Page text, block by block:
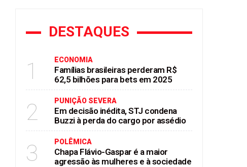
DESTAQUES
1 ECONOMIA
Famílias brasileiras perderam R$
62,5 bilhões para bets em 2025
2 PUNIÇÃO SEVERA
Em decisão inédita, STJ condena
Buzzi à perda do cargo por assédio
3 POLÊMICA
Chapa Flávio-Gaspar é a maior
agressão às mulheres e à sociedade